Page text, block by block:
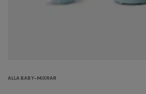
ALLA BABY-MIXRAR